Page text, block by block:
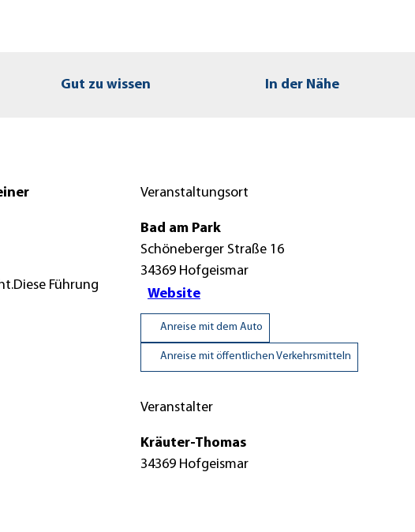
Gut zu wissen In der Nähe
Führung
Veranstaltungsort
Bad am Park
Schöneberger Straße 16
34369 Hofgeismar
Website
Anreise mit dem Auto
Anreise mit öffentlichen Verkehrsmitteln
Veranstalter
Kräuter-Thomas
34369 Hofgeismar